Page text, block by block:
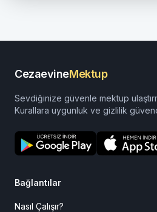
CezaevineMektup
Sevdiğinize güvenle mektup
Kurallara uygunluk ve gizlilik
Bağlantılar
Nasıl Çalışır?